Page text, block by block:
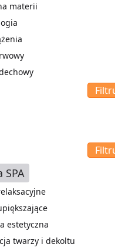
materii
SPA
estetyczna
twarzy i dekoltu